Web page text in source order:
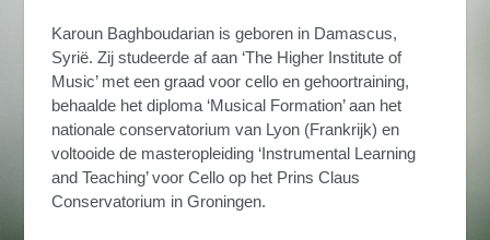
Karoun Baghboudarian is geboren in Damascus,
Syrië. Zij studeerde af aan ‘The Higher Institute of
Music’ met een graad voor cello en gehoortraining,
behaalde het diploma ‘Musical Formation’ aan het
nationale conservatorium van Lyon (Frankrijk) en
voltooide de masteropleiding ‘Instrumental Learning
and Teaching’ voor Cello op het Prins Claus
Conservatorium in Groningen.